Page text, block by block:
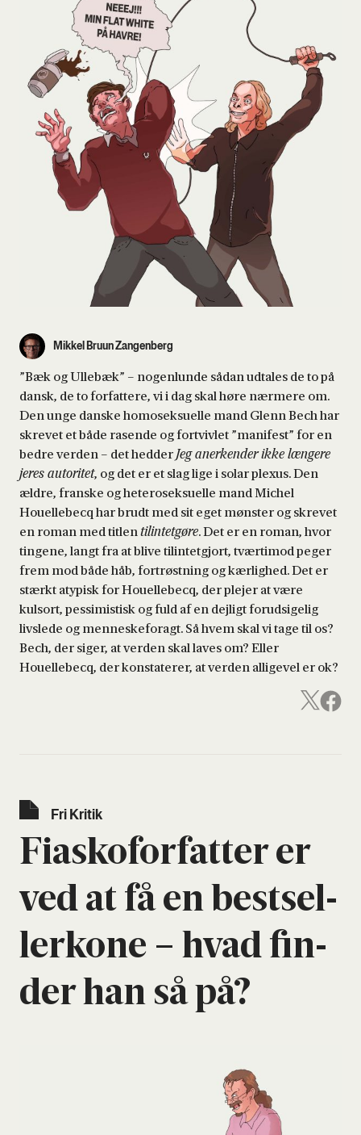
Mikkel Bruun Zangenberg
”Bæk og Ullebæk” – nogenlunde sådan udtales de to på
dansk, de to forfattere, vi i dag skal høre nærmere om.
Den unge danske homoseksuelle mand Glenn Bech har
skrevet et både rasende og fortvivlet ”manifest” for en
bedre verden – det hedderJeg anerkender ikke længere
jeres autoritet, og det er et slag lige i solar plexus. Den
ældre, franske og heteroseksuelle mand Michel
Houellebecq har brudt med sit eget mønster og skrevet
en roman med titlentilintetgøre. Det er en roman, hvor
tingene, langt fra at blive tilintetgjort, tværtimod peger
frem mod både håb, fortrøstning og kærlighed. Det er
stærkt atypisk for Houellebecq, der plejer at være
kulsort, pessimistisk og fuld af en dejligt forudsigelig
livslede og menneskeforagt. Så hvem skal vi tage til os?
Bech, der siger, at verden skal laves om? Eller
Houellebecq, der konstaterer, at verden alligevel er ok?
Fri Kri­tik
Fia­sko­for­fat­ter er
ved at få en best­sel­
ler­ko­ne – hvad fin­
der han så på?